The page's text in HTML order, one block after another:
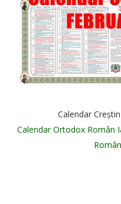
Calendar
Calendar Ortodox Român